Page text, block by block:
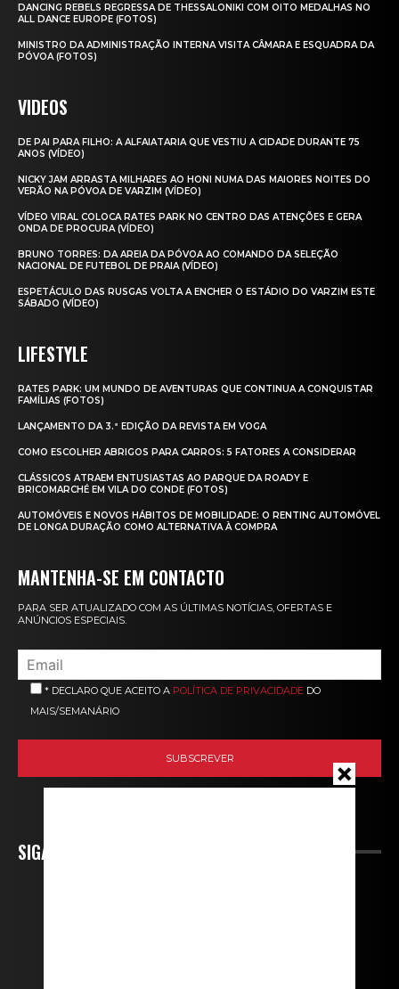
DANCING REBELS REGRESSA DE THESSALONIKI COM OITO MEDALHAS NO
ALL DANCE EUROPE (FOTOS)
MINISTRO DA ADMINISTRAÇÃO INTERNA VISITA CÂMARA E ESQUADRA DA
PÓVOA (FOTOS)
VIDEOS
DE PAI PARA FILHO: A ALFAIATARIA QUE VESTIU A CIDADE DURANTE 75
ANOS (VÍDEO)
NICKY JAM ARRASTA MILHARES AO HONI NUMA DAS MAIORES NOITES DO
VERÃO NA PÓVOA DE VARZIM (VÍDEO)
VÍDEO VIRAL COLOCA RATES PARK NO CENTRO DAS ATENÇÕES E GERA
ONDA DE PROCURA (VÍDEO)
BRUNO TORRES: DA AREIA DA PÓVOA AO COMANDO DA SELEÇÃO
NACIONAL DE FUTEBOL DE PRAIA (VÍDEO)
ESPETÁCULO DAS RUSGAS VOLTA A ENCHER O ESTÁDIO DO VARZIM ESTE
SÁBADO (VÍDEO)
LIFESTYLE
RATES PARK: UM MUNDO DE AVENTURAS QUE CONTINUA A CONQUISTAR
FAMÍLIAS (FOTOS)
LANÇAMENTO DA 3.ª EDIÇÃO DA REVISTA EM VOGA
COMO ESCOLHER ABRIGOS PARA CARROS: 5 FATORES A CONSIDERAR
CLÁSSICOS ATRAEM ENTUSIASTAS AO PARQUE DA ROADY E
BRICOMARCHÉ EM VILA DO CONDE (FOTOS)
AUTOMÓVEIS E NOVOS HÁBITOS DE MOBILIDADE: O RENTING AUTOMÓVEL
DE LONGA DURAÇÃO COMO ALTERNATIVA À COMPRA
MANTENHA-SE EM CONTACTO
PARA SER ATUALIZADO COM AS ÚLTIMAS NOTÍCIAS, OFERTAS E
ANÚNCIOS ESPECIAIS.
* DECLARO QUE ACEITO A POLÍTICA DE PRIVACIDADE DO
MAIS/SEMANÁRIO
SIGA-NOS